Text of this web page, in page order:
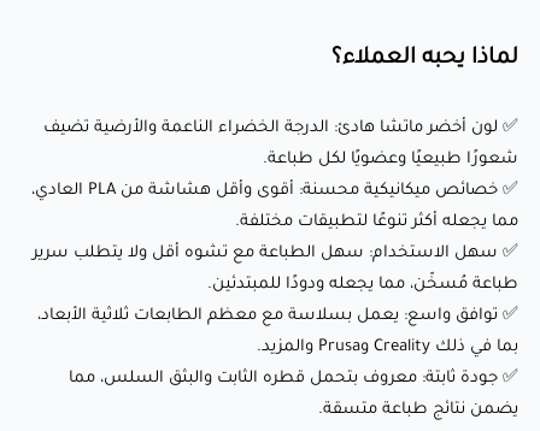
يضمن نتائج طباعة متسقة.
الاستخدام، مما يجعلها مريحة لمعظم الطابعات ثلاثية الأبعاد
ختامًا:
eSUN PLA+ (أخضر ماتشا) ليس مجرد خيط للطباعة — إنه مادة
مصممة لرفع مستوى مشاريع الطباعة ثلاثية الأبعاد الخاصة بك.
بفضل خصائصه الميكانيكية المحسنة، اللون الطبيعي، وسهولة
لماذا يحبه العملاء؟
✅ لون أخضر ماتشا هادئ: الدرجة الخضراء الناعمة والأرضية تضيف
شعورًا طبيعيًا وعضويًا لكل طباعة.
✅ خصائص ميكانيكية محسنة: أقوى وأقل هشاشة من PLA العادي،
مما يجعله أكثر تنوعًا لتطبيقات مختلفة.
✅ سهل الاستخدام: سهل الطباعة مع تشوه أقل ولا يتطلب سرير
طباعة مُسخّن، مما يجعله ودودًا للمبتدئين.
✅ توافق واسع: يعمل بسلاسة مع معظم الطابعات ثلاثية الأبعاد،
بما في ذلك Creality وPrusa والمزيد.
✅ جودة ثابتة: معروف بتحمل قطره الثابت والبثق السلس، مما
يضمن نتائج طباعة متسقة.